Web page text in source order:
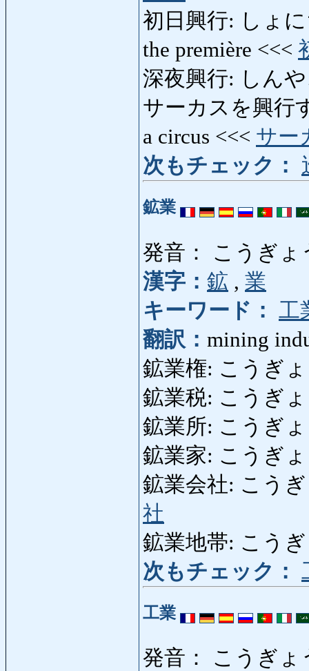
初日興行: しょに
the première <<<
深夜興行: しん
サーカスを興行
a circus <<< サー
次もチェック：
鉱業
発音： こうぎょ
漢字： 鉱 , 業
キーワード： 工
翻訳： mining
鉱業権: こうぎ
鉱業税: こうぎ
鉱業所: こうぎ
鉱業家: こうぎ
鉱業会社: こう
社
鉱業地帯: こう
次もチェック：
工業
発音： こうぎょ